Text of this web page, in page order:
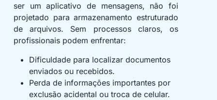
ser um aplicativo de mensagens, não foi
projetado para armazenamento estruturado
de arquivos. Sem processos claros, os
profissionais podem enfrentar:
Dificuldade para localizar documentos
enviados ou recebidos.
Perda de informações importantes por
exclusão acidental ou troca de celular.